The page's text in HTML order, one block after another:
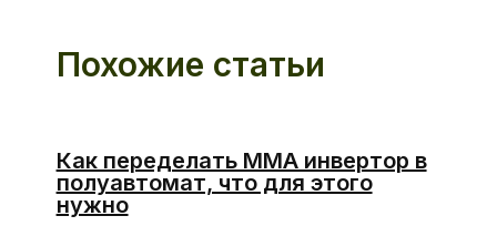
Похожие статьи
Как переделать ММА инвертор в
полуавтомат, что для этого
нужно